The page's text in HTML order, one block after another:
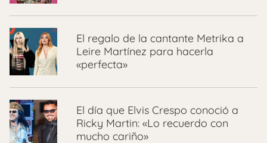
El regalo de la cantante Metrika a
Leire Martínez para hacerla
«perfecta»
El día que Elvis Crespo conoció a
Ricky Martin: «Lo recuerdo con
mucho cariño»